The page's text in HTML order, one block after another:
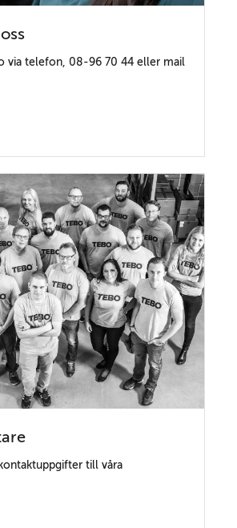
via telefon, 08-96 70 44 eller mail
till våra